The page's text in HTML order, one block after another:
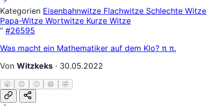
Kategorien Eisenbahnwitze Flachwitze Schlechte Witze
Papa-Witze Wortwitze Kurze Witze
“ #26595
Was macht ein Mathematiker auf dem Klo? π π.
Von Witzkeks · 30.05.2022
🥱 😐 🙂 😄 🤣